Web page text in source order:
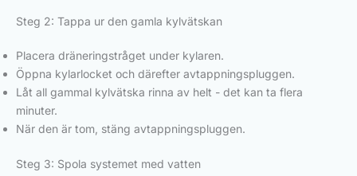
Steg 2: Tappa ur den gamla kylvätskan
Placera dräneringstråget under kylaren.
Öppna kylarlocket och därefter avtappningspluggen.
Låt all gammal kylvätska rinna av helt - det kan ta flera
minuter.
När den är tom, stäng avtappningspluggen.
Steg 3: Spola systemet med vatten